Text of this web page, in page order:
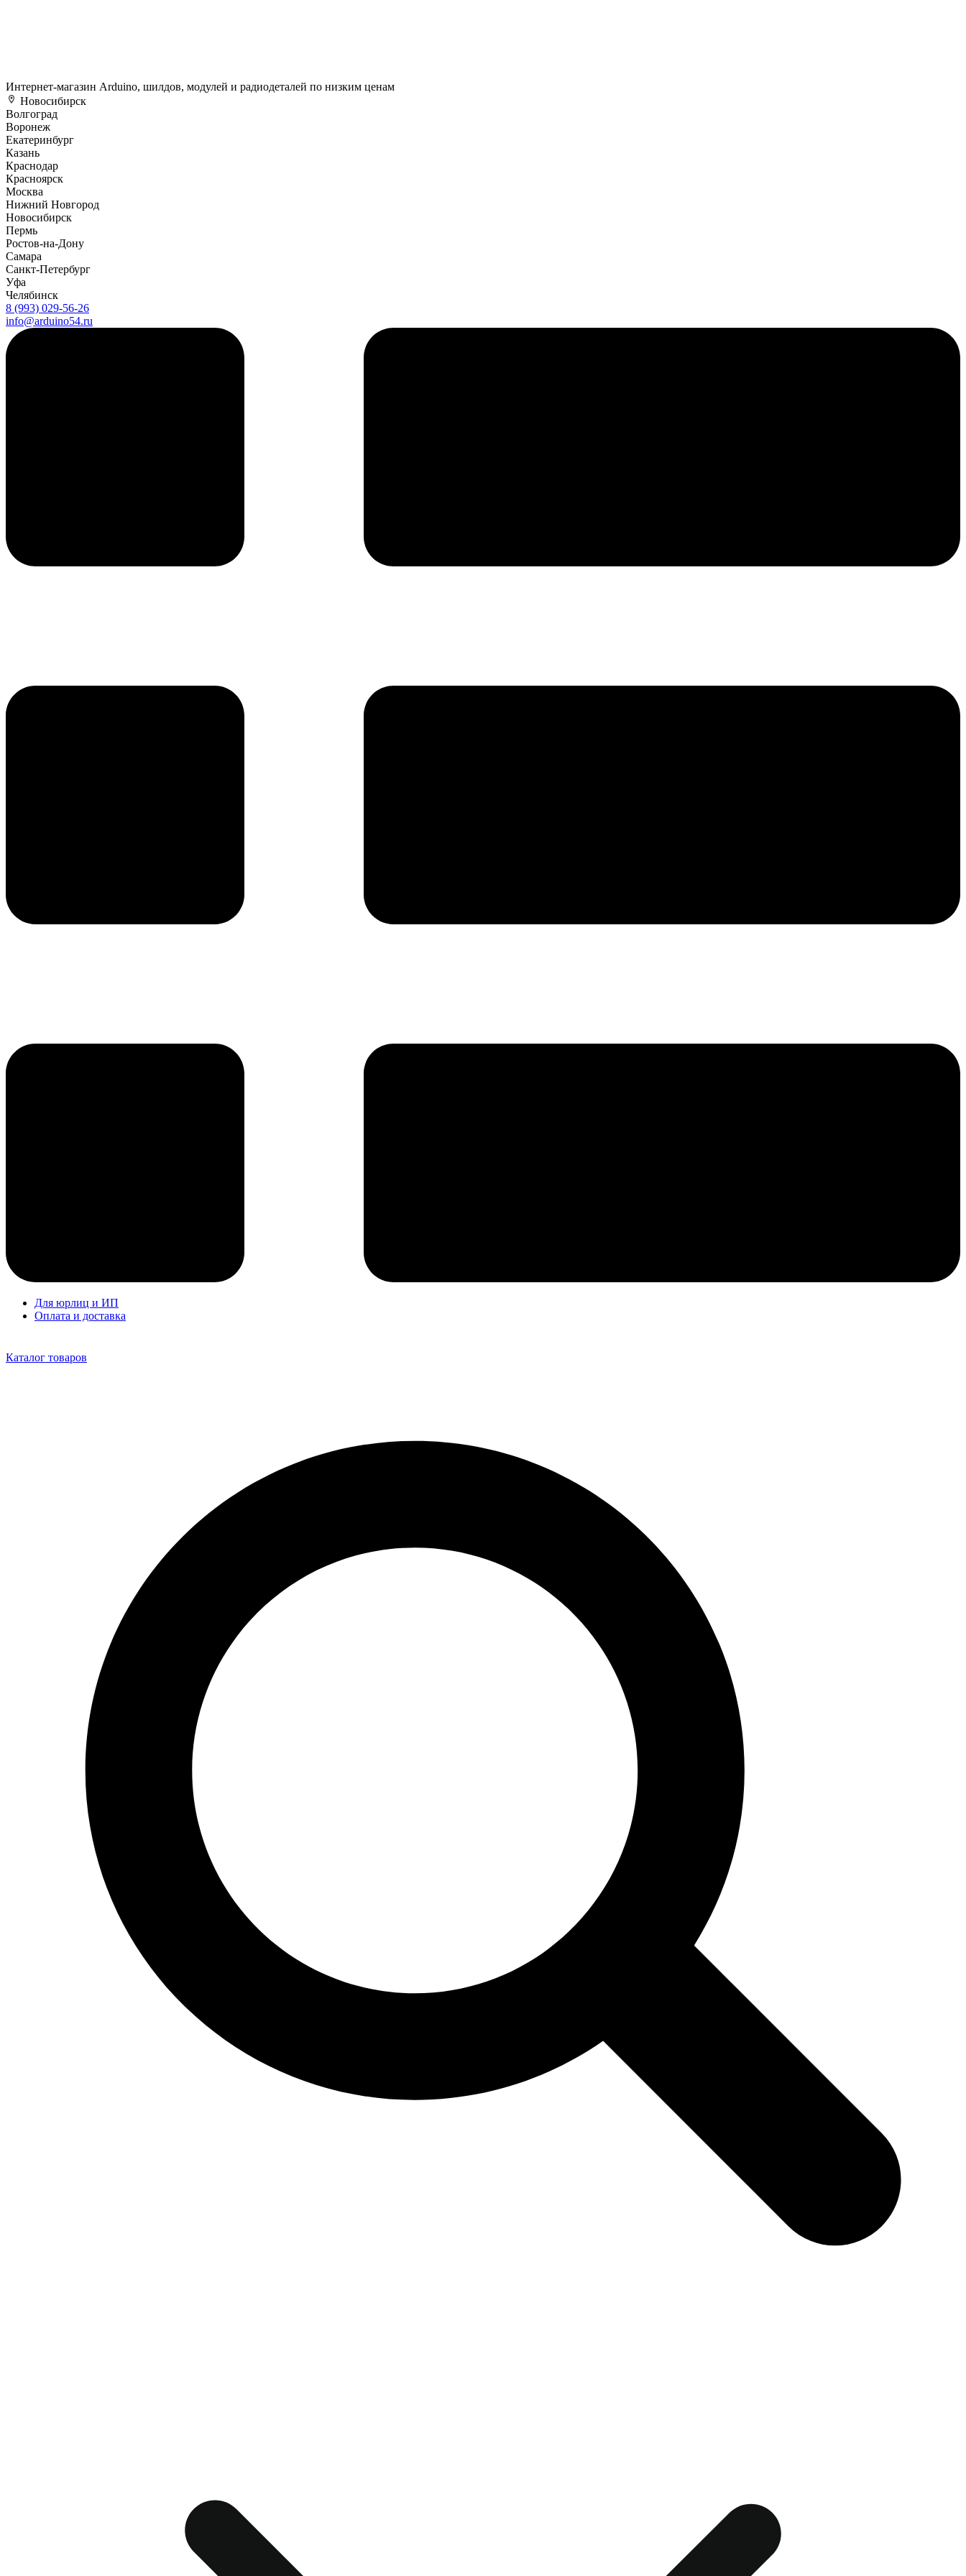
Интернет-магазин Arduino, шилдов, модулей и радиодеталей по низким ценам
Новосибирск
Волгоград
Воронеж
Екатеринбург
Казань
Краснодар
Красноярск
Москва
Нижний Новгород
Новосибирск
Пермь
Ростов-на-Дону
Самара
Санкт-Петербург
Уфа
Челябинск
8 (993) 029-56-26
info@arduino54.ru
Для юрлиц и ИП
Оплата и доставка
Каталог товаров